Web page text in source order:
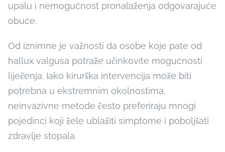
upalu i nemogućnost pronalaženja odgovarajuće
obuće.
Od iznimne je važnosti da osobe koje pate od
hallux valgusa potraže učinkovite mogućnosti
liječenja. Iako kirurška intervencija može biti
potrebna u ekstremnim okolnostima,
neinvazivne metode često preferiraju mnogi
pojedinci koji žele ublažiti simptome i poboljšati
zdravlje stopala.